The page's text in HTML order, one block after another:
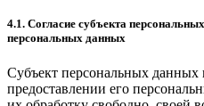
4.1. Согласие субъекта
персональных данных
Субъект персональных
предоставлении его